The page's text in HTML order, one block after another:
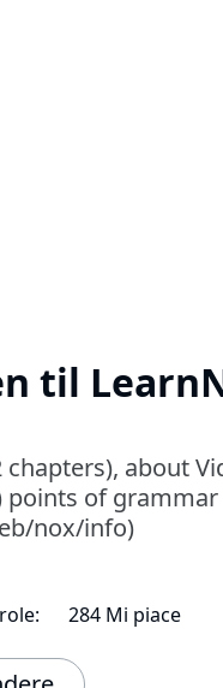
til
chapters), about
points of
nox/info)
284 Mi piace